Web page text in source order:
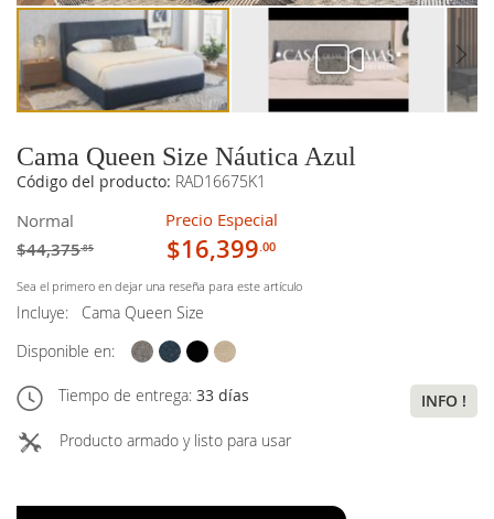
Cama Queen Size Náutica Azul
Código del producto: RAD16675K1
Normal
$44,375.85
Precio Especial
$16,399.00
Sea el primero en dejar una reseña para este artículo
Incluye:
Cama Queen Size
Disponible en:
Tiempo de entrega: 33 días
INFO !
Producto armado y listo para usar